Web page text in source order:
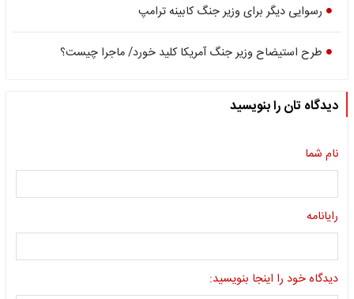
رسوایی دیگر برای وزیر جنگ کابینه ترامپ
طرح استیضاح وزیر جنگ آمریکا کلید خورد/ ماجرا چیست؟
دیدگاه تان را بنویسید
نام شما
رایانامه
دیدگاه خود را اینجا بنویسید: